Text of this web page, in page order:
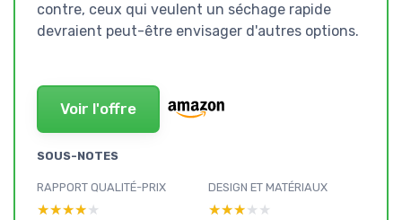
contre, ceux qui veulent un séchage rapide
devraient peut-être envisager d'autres options.
Voir l'offre
SOUS-NOTES
RAPPORT QUALITÉ-PRIX
★★★★★
★★★★★
DESIGN ET MATÉRIAUX
★★★★★
★★★★★